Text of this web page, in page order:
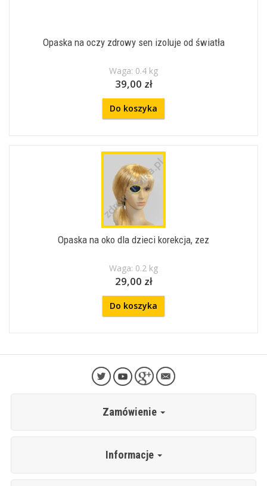
Opaska na oczy zdrowy sen izoluje od światła
Waga: 0.4 kg
39,00 zł
Do koszyka
Opaska na oko dla dzieci korekcja, zez
Waga: 0.2 kg
29,00 zł
Do koszyka
Zamówienie
Informacje